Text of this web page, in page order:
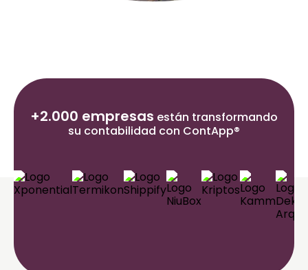
+2.000 empresas están transformando
su contabilidad con ContApp®